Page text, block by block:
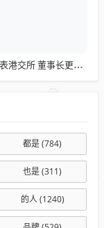
万辰集团递表港交所 董事长更换开店放缓
都是(784)
也是(311)
的人(1240)